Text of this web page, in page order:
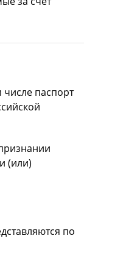
паспорт
(или)
по